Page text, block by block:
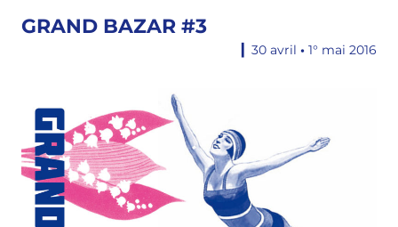
GRAND BAZAR #3
▎30 avril • 1° mai 2016